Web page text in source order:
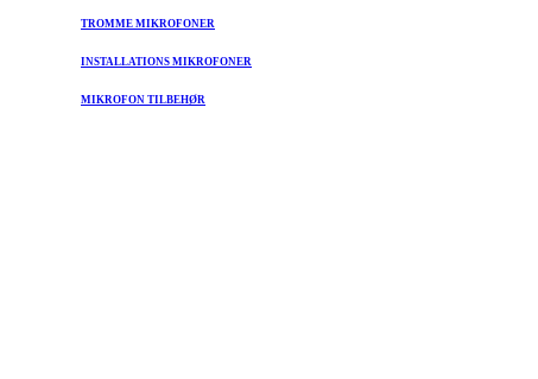
TROMME MIKROFONER
INSTALLATIONS MIKROFONER
MIKROFON TILBEHØR